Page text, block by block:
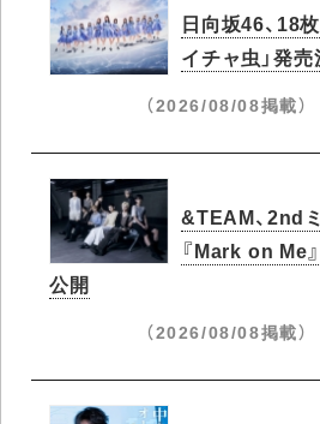
日向坂46、18
イチャ虫」発売
（2026/08/08掲載）
&TEAM、2nd
『Mark on Me
公開
（2026/08/08掲載）